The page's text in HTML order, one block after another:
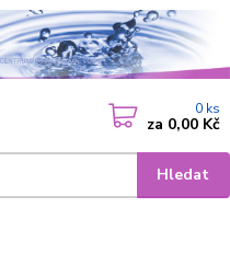
Hledat
0 ks
za 0,00 Kč